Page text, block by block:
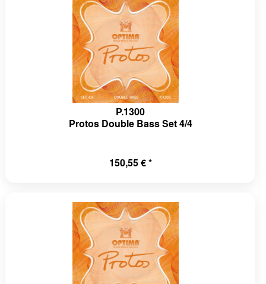
P.1300
Protos Double Bass Set 4/4
150,55 € *